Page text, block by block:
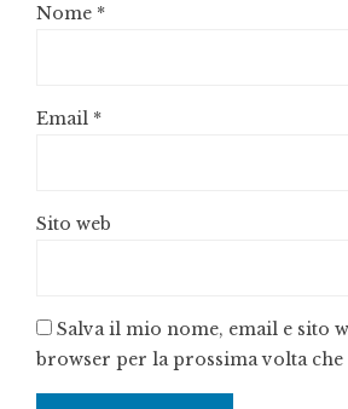
Nome *
Email *
Sito web
Salva il mio nome, email e sito
browser per la prossima volta